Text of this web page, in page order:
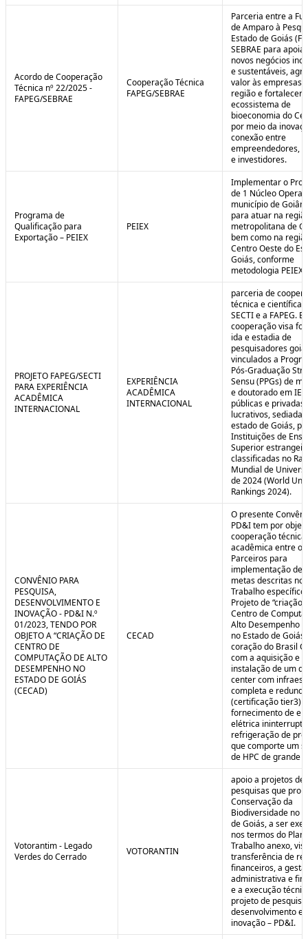
Acordo de Cooperação
Técnica nº 22/2025 -
FAPEG/SEBRAE
Cooperação Técnica
FAPEG/SEBRAE
Parceria entre a
de Amparo à
Estado de Goiás
SEBRAE para
novos negócios
e sustentáveis,
valor às empresas
região e fortalecer
ecossistema de
bioeconomia do
por meio da
conexão entre
empreendedores,
e investidores.
Programa de
Qualificação para
Exportação – PEIEX
PEIEX
Implementar o
de 1 Núcleo
município de
para atuar na
metropolitana de
bem como na
Centro Oeste do
Goiás, conforme
metodologia PEIEX.
PROJETO FAPEG/SECTI
PARA EXPERIÊNCIA
ACADÊMICA
INTERNACIONAL
EXPERIÊNCIA
ACADÊMICA
INTERNACIONAL
parceria de
técnica e científica
SECTI e a FAPEG.
cooperação visa
ida e estadia de
pesquisadores
vinculados a
Pós-Graduação
Sensu (PPGs) de
e doutorado em IES
públicas e privadas
lucrativos,
estado de Goiás,
Instituições de
Superior
classificadas no
Mundial de
de 2024 (World
Rankings 2024).
CONVÊNIO PARA
PESQUISA,
DESENVOLVIMENTO E
INOVAÇÃO - PD&I N.º
01/2023, TENDO POR
OBJETO A “CRIAÇÃO DE
CENTRO DE
COMPUTAÇÃO DE ALTO
DESEMPENHO NO
ESTADO DE GOIÁS
(CECAD)
CECAD
O presente
PD&I tem por
cooperação técnica
acadêmica entre os
Parceiros para
implementação de
metas descritas no
Trabalho específico
Projeto de “criação
Centro de
Alto Desempenho
no Estado de
coração do Brasil
com a aquisição e
instalação de um
center com
completa e
(certificação tier3)
fornecimento de
elétrica
refrigeração de
que comporte um
de HPC de grande
Votorantim - Legado
Verdes do Cerrado
VOTORANTIN
apoio a projetos de
pesquisas que
Conservação da
Biodiversidade no
de Goiás, a ser
nos termos do
Trabalho anexo,
transferência de
financeiros, a
administrativa e
e a execução
projeto de pesquisa,
desenvolvimento e
inovação – PD&I.